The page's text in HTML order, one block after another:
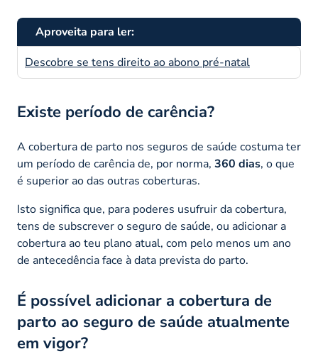
Aproveita para ler:
Descobre se tens direito ao abono pré-natal
Existe período de carência?
A cobertura de parto nos seguros de saúde costuma ter
um período de carência de, por norma, 360 dias, o que
é superior ao das outras coberturas.
Isto significa que, para poderes usufruir da cobertura,
tens de subscrever o seguro de saúde, ou adicionar a
cobertura ao teu plano atual, com pelo menos um ano
de antecedência face à data prevista do parto.
É possível adicionar a cobertura de
parto ao seguro de saúde atualmente
em vigor?